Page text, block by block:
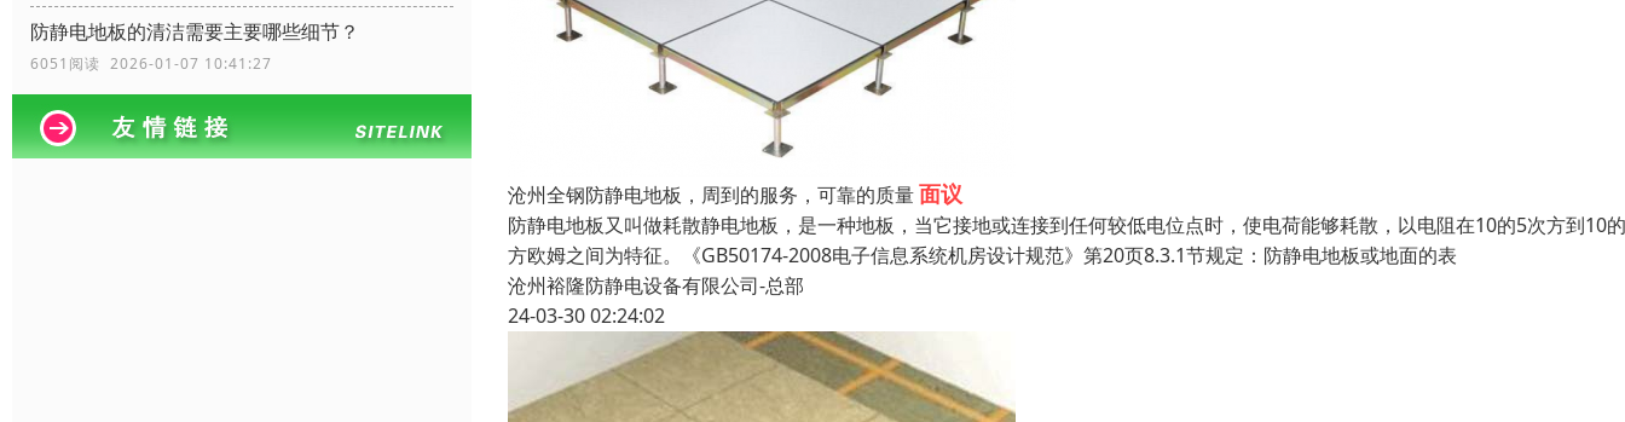
防静电地板的清洁需要主要哪些细节？
6051阅读 2026-01-07 10:41:27
沧州全钢防静电地板，周到的服务，可靠的质量面议
防静电地板又叫做耗散静电地板，是一种地板，当它接地或连接到任何较低电位点时，使电荷能够耗散，以电阻在10的5次方到10
方欧姆之间为特征。《GB50174-2008电子信息系统机房设计规范》第20页8.3.1节规定：防静电地板或地面的表
沧州裕隆防静电设备有限公司-总部
24-03-30 02:24:02